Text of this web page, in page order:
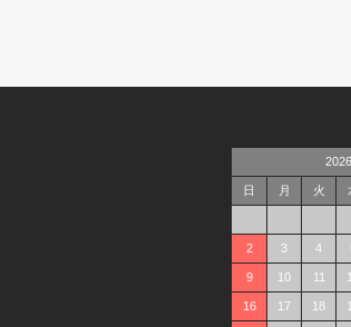
日 月 火
2 3 4
9 10 11
16 17 18